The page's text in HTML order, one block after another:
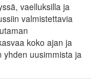
vaelluksilla ja
valmistettavia
koko ajan ja
uusimmista ja